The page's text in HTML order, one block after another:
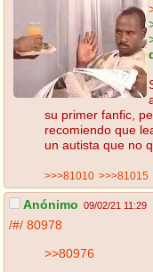
su primer fanfic,
recomiendo que
un autista que no
>>>81010 >>>81015
Anónimo 09/02/21 11:29
/#/ 80978
>>80976